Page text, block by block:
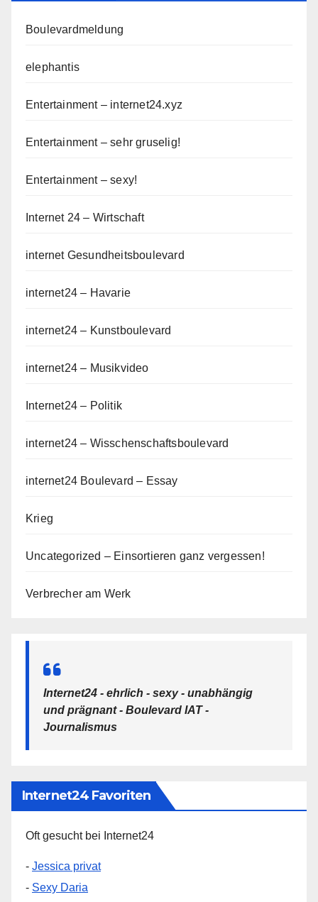
Boulevardmeldung
elephantis
Entertainment – internet24.xyz
Entertainment – sehr gruselig!
Entertainment – sexy!
Internet 24 – Wirtschaft
internet Gesundheitsboulevard
internet24 – Havarie
internet24 – Kunstboulevard
internet24 – Musikvideo
Internet24 – Politik
internet24 – Wisschenschaftsboulevard
internet24 Boulevard – Essay
Krieg
Uncategorized – Einsortieren ganz vergessen!
Verbrecher am Werk
Internet24 - ehrlich - sexy - unabhängig
und prägnant - Boulevard IAT -
Journalismus
Internet24 Favoriten
Oft gesucht bei Internet24
- Jessica privat
- Sexy Daria